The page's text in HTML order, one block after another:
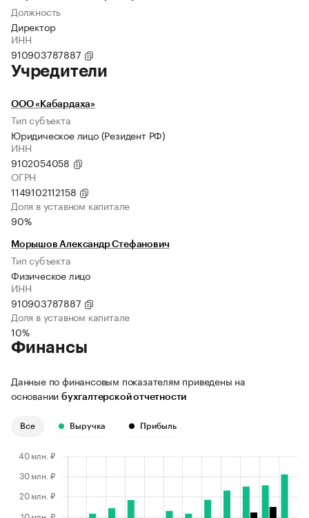
Должность
Директор
ИНН
910903787887
Учредители
ООО «Кабардаха»
Тип субъекта
Юридическое лицо (Резидент РФ)
ИНН
9102054058
ОГРН
1149102112158
Доля в уставном капитале
90%
Морышов Александр Стефанович
Тип субъекта
Физическое лицо
ИНН
910903787887
Доля в уставном капитале
10%
Финансы
Данные по финансовым показателям приведены на
основании бухгалтерской отчетности
Все Выручка Прибыль